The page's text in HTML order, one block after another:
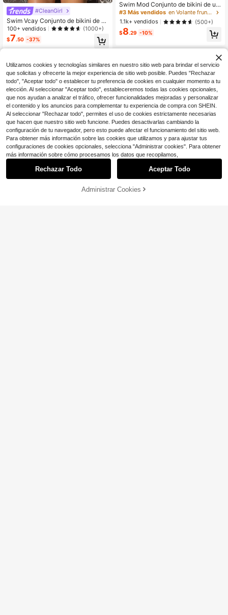
#CleanGirl
Swim Vcay Conjunto de bikini de un
icolor con cuello halter para mujer,
para playa de verano
100+ vendidos (1000+)
$7.50 -37%
Swim Mod Conjunto de bikini de uni
color, sexy y de alta elasticidad con
volantes, para vacaciones de veran
o
#3 Más vendidos
en Volante fruncido Conjuntos de bikini para mujer
1.1k+ vendidos
(500+)
$8.29 -10%
¡10% DE DESCUENTO!
Utilizamos cookies y tecnologías similares en nuestro sitio web para brindar el servicio
que solicitas y ofrecerte la mejor experiencia de sitio web posible. Puedes "Rechazar
todo", "Aceptar todo" o establecer tu preferencia de cookies en cualquier momento a tu
elección. Al seleccionar "Aceptar todo", estableceremos todas las cookies opcionales,
que nos ayudan a analizar el tráfico, ofrecer funcionalidades mejoradas y personalizar
el contenido y los anuncios para complementar tu experiencia de compra con SHEIN.
Al seleccionar "Rechazar todo", permites el uso de cookies estrictamente necesarias
que hacen que nuestro sitio web funcione. Puedes desactivarlas cambiando la
configuración de tu navegador, pero esto puede afectar el funcionamiento del sitio web.
Para obtener más información sobre las cookies que utilizamos y para ajustar tus
configuraciones de cookies opcionales, selecciona "Administrar cookies". Para obtener
más información sobre cómo procesamos los datos que recopilamos,
Rechazar Todo Aceptar Todo
Administrar Cookies